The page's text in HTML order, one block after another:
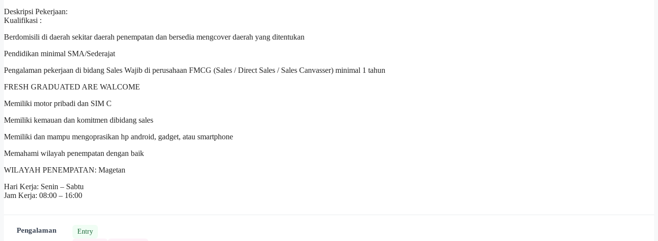
Deskripsi Pekerjaan:
Kualifikasi :
Berdomisili di daerah sekitar daerah penempatan dan bersedia mengcover daerah yang ditentukan
Pendidikan minimal SMA/Sederajat
Pengalaman pekerjaan di bidang Sales Wajib di perusahaan FMCG (Sales / Direct Sales / Sales Canvasser) minimal 1 tahun
FRESH GRADUATED ARE WALCOME
Memiliki motor pribadi dan SIM C
Memiliki kemauan dan komitmen dibidang sales
Memiliki dan mampu mengoprasikan hp android, gadget, atau smartphone
Memahami wilayah penempatan dengan baik
WILAYAH PENEMPATAN: Magetan
Hari Kerja: Senin – Sabtu
Jam Kerja: 08:00 – 16:00
Pengalaman Entry